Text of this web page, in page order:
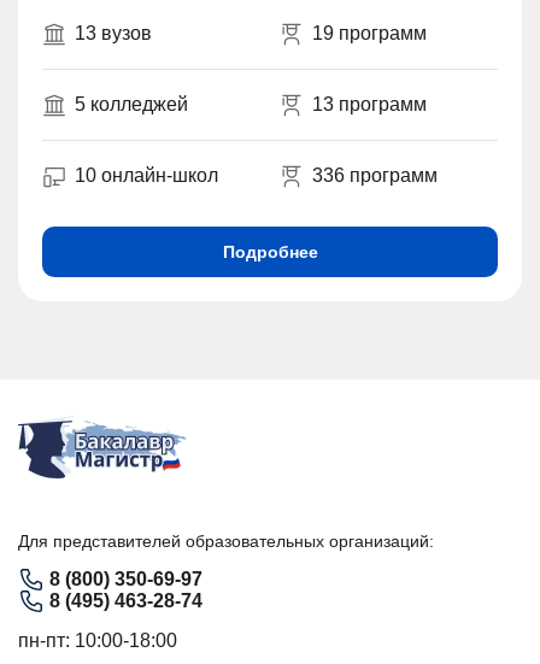
13 вузов 19 программ
5 колледжей 13 программ
10 онлайн-школ 336 программ
Подробнее
Для представителей образовательных организаций:
8 (800) 350-69-97
8 (495) 463-28-74
пн-пт: 10:00-18:00